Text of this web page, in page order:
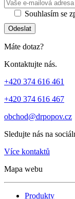
Souhlasím se
Odeslat
Máte dotaz?
Kontaktujte nás.
+420 374 616 461
+420 374 616 467
obchod@drpopov.cz
Sledujte nás na
Více kontaktů
Mapa webu
Produkty